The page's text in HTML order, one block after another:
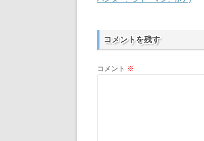
稿
ゲ
シ
コメントを残す
コメント ※